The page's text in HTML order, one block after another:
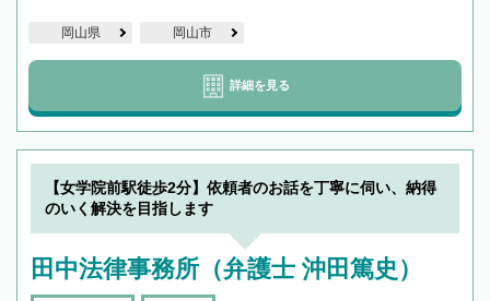
岡山県 岡山市
詳細を見る
【女学院前駅徒歩2分】依頼者のお話を丁寧に伺い、納得
のいく解決を目指します
田中法律事務所（弁護士 沖田篤史）